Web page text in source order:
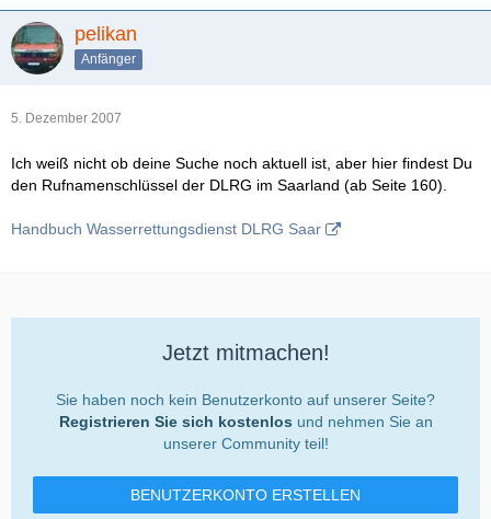
pelikan
Anfänger
5. Dezember 2007
Ich weiß nicht ob deine Suche noch aktuell ist, aber hier findest Du
den Rufnamenschlüssel der DLRG im Saarland (ab Seite 160).
Handbuch Wasserrettungsdienst DLRG Saar
Jetzt mitmachen!
Sie haben noch kein Benutzerkonto auf unserer Seite?
Registrieren Sie sich kostenlos und nehmen Sie an
unserer Community teil!
BENUTZERKONTO ERSTELLEN